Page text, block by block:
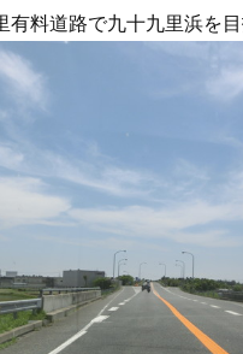
有料道路で九十九里浜を目